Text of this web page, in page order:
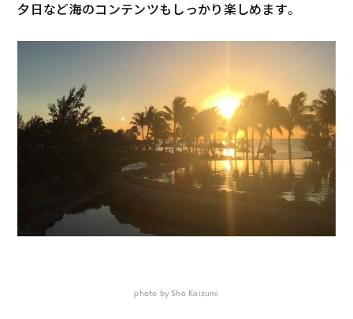
夕日など海のコンテンツもしっかり楽しめます。
photo by Sho Koizumi